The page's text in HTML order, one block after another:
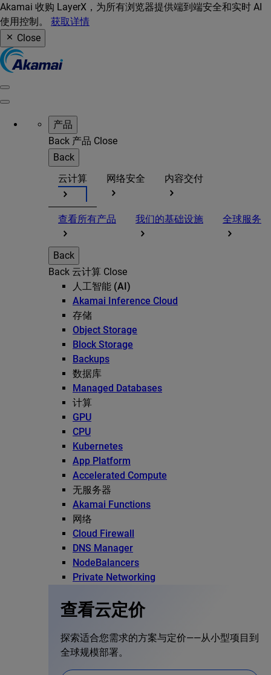
Akamai 收购 LayerX，为所有浏览器提供端到端安全和实时 AI
使用控制。 获取详情
Close
产品
Back 产品 Close
Back
云计算
网络安全 内容交付
查看所有产品 我们的基础设施 全球服务
Back
Back 云计算 Close
人工智能 (AI)
Akamai Inference Cloud
存储
Object Storage
Block Storage
Backups
数据库
Managed Databases
计算
GPU
CPU
Kubernetes
App Platform
Accelerated Compute
无服务器
Akamai Functions
网络
Cloud Firewall
DNS Manager
NodeBalancers
Private Networking
查看云定价
探索适合您需求的方案与定价——从小型项目到
全球规模部署。